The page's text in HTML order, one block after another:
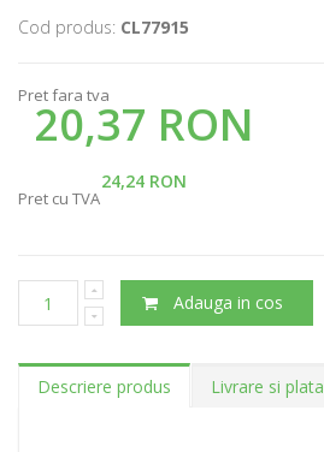
Cod produs: CL77915
Pret fara tva
20,37 RON
24,24 RON
Pret cu TVA
Adauga in cos
Descriere produs Livrare si plata